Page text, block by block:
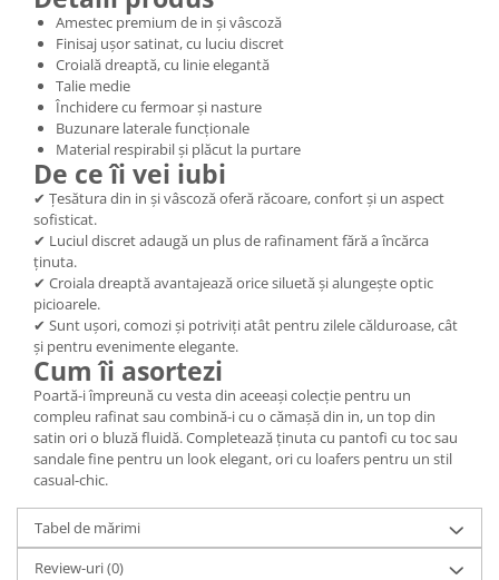
Amestec premium de in și vâscoză
Finisaj ușor satinat, cu luciu discret
Croială dreaptă, cu linie elegantă
Talie medie
Închidere cu fermoar și nasture
Buzunare laterale funcționale
Material respirabil și plăcut la purtare
De ce îi vei iubi
✔ Țesătura din in și vâscoză oferă răcoare, confort și un aspect
sofisticat.
✔ Luciul discret adaugă un plus de rafinament fără a încărca
ținuta.
✔ Croiala dreaptă avantajează orice siluetă și alungește optic
picioarele.
✔ Sunt ușori, comozi și potriviți atât pentru zilele călduroase, cât
și pentru evenimente elegante.
Cum îi asortezi
Poartă-i împreună cu vesta din aceeași colecție pentru un
compleu rafinat sau combină-i cu o cămașă din in, un top din
satin ori o bluză fluidă. Completează ținuta cu pantofi cu toc sau
sandale fine pentru un look elegant, ori cu loafers pentru un stil
casual-chic.
Tabel de mărimi
Review-uri(0)